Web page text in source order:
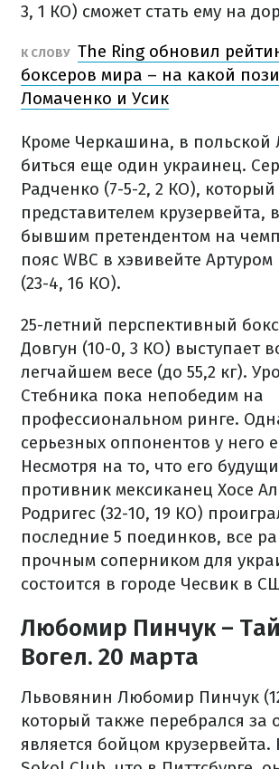
3, 1 КО) сможет стать ему на
К СЛОВУ The Ring обновил
боксеров мира – на какой
Ломаченко и Усик
Кроме Черкашина, в польской
биться еще один украинец.
Радченко (7-5-2, 2 КО), который
представителем крузервейта,
бывшим претендентом на
пояс WBC в хэвивейте
(23-4, 16 КО).
25-летний перспективный
Довгун (10-0, 3 КО) выступает
легчайшем весе (до 55,2 кг).
Стебника пока непобедим на
профессиональном ринге.
серьезных оппонентов у него
Несмотря на то, что его
противник мексиканец Хосе
Родригес (32-10, 19 КО)
последние 5 поединков, все
прочным соперником для
состоится в городе Чесвик в
Любомир Пинчук –
Вогел. 20 марта
Львовянин Любомир Пинчук
который также перебрался за
является бойцом крузервейта.